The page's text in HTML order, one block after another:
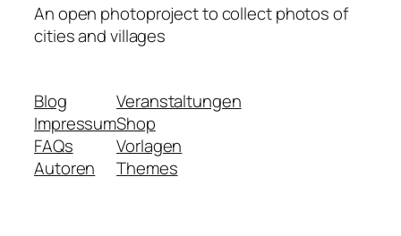
An open photoproject to collect photos of
cities and villages
Blog
Impressum
FAQs
Autoren
Veranstaltungen
Shop
Vorlagen
Themes